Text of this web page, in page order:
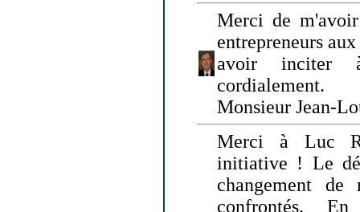
Merci de
entrepreneurs
avoir inciter
cordialement.
Monsieur Jean-
Merci à Luc
initiative ! Le
changement de
confrontés.